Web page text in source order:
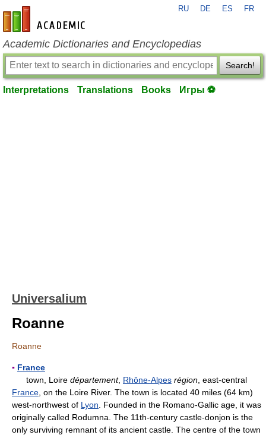
en-academic.com
RU DE ES FR
Academic Dictionaries and Encyclopedias
Search!
Interpretations Translations Books Игры ⚽
Universalium
Roanne
Roanne
▪ France
town, Loire département, Rhône-Alpes région , east-central
France , on the Loire River. The town is located 40 miles (64 km)
west-northwest of Lyon . Founded in the Romano-Gallic age, it was
originally called Rodumna. The 11th-century castle-donjon is the
only surviving remnant of its ancient castle. The centre of the town